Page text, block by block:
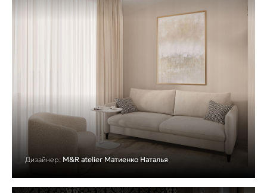
Дизайнер: M&R atelier Матиенко Наталья